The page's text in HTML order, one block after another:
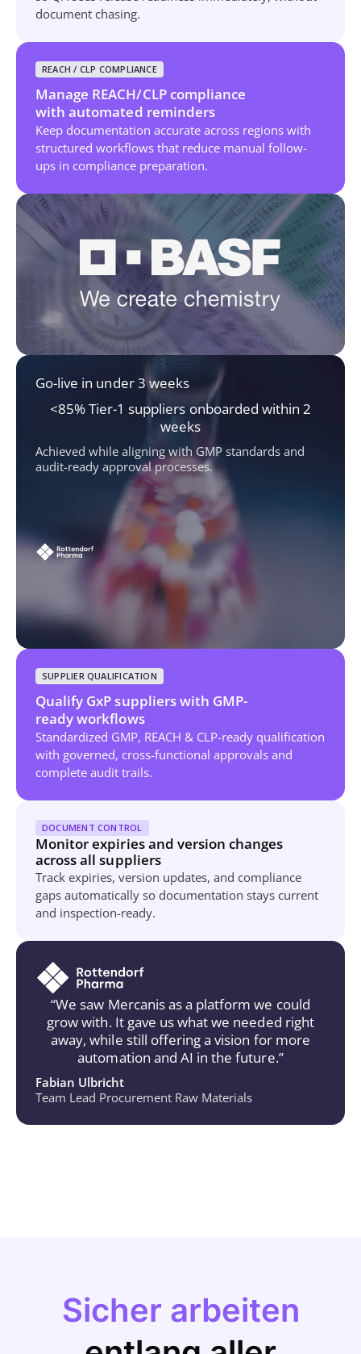
document chasing.
REACH / CLP COMPLIANCE
Manage REACH/CLP compliance
with automated reminders
Keep documentation accurate across regions with
structured workflows that reduce manual follow-
ups in compliance preparation.
Go-live in under 3 weeks
<85% Tier-1 suppliers onboarded within 2
weeks
Achieved while aligning with GMP standards and
audit-ready approval processes.
SUPPLIER QUALIFICATION
Qualify GxP suppliers with GMP-
ready workflows
Standardized GMP, REACH & CLP-ready qualification
with governed, cross-functional approvals and
complete audit trails.
DOCUMENT CONTROL
Monitor expiries and version changes
across all suppliers
Track expiries, version updates, and compliance
gaps automatically so documentation stays current
and inspection-ready.
“We saw Mercanis as a platform we could
grow with. It gave us what we needed right
away, while still offering a vision for more
automation and AI in the future.”
Fabian Ulbricht
Team Lead Procurement Raw Materials
Sicher arbeiten